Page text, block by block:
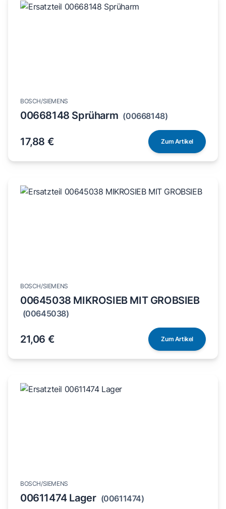
BOSCH/SIEMENS
(00668148)
17,88 € Zum Artikel
BOSCH/SIEMENS
00645038 MIKROSIEB MIT GROBSIEB
(00645038)
21,06 € Zum Artikel
BOSCH/SIEMENS
(00611474)